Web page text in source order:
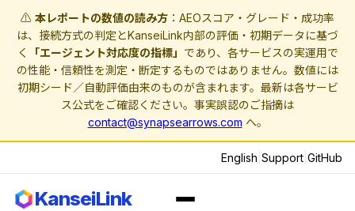
⚠️ 本レポートの数値の読み方 ：AEOスコア・グレード・成功率
は、接続方式の判定とKanseiLink内部の評価・初期データに基づ
く
「エージェント対応度の指標」 であり、各サービスの実運用で
の性能・信頼性を測定・断定するものではありません。数値には
初期シード／自動評価由来のものが含まれます。最新は各サービ
ス公式をご確認ください。事実誤認のご指摘は
contact@synapsearrows.com へ。
English Support GitHub
KanseiLink